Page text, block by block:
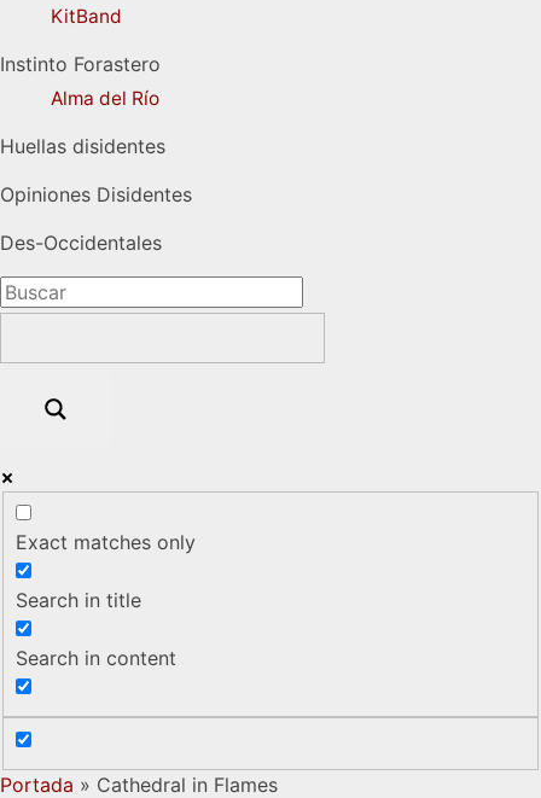
KitBand
Instinto Forastero
Alma del Río
Huellas disidentes
Opiniones Disidentes
Des-Occidentales
Exact matches only
Search in title
Search in content
Portada » Cathedral in Flames